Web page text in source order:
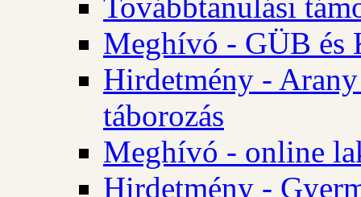
Továbbtanulási
Meghívó - GÜB és
Hirdetmény - Arany
táborozás
Meghívó - online
Hirdetmény -